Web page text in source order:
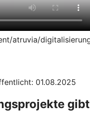
atruvia/
01.08.2025
gibt